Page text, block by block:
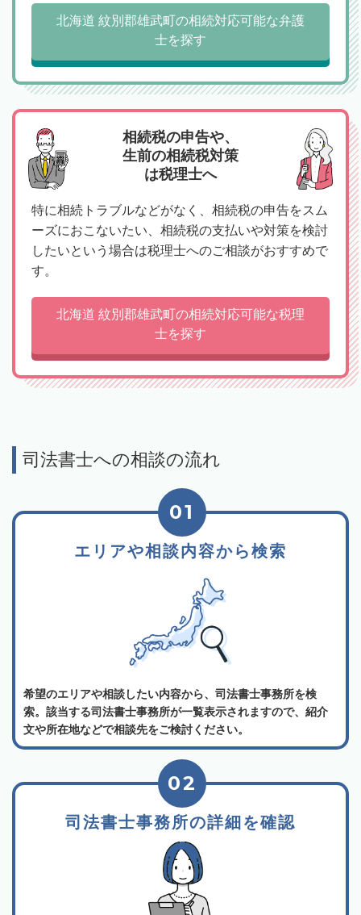
北海道 紋別郡雄武町の相続対応可能な弁護
士を探す
相続税の申告や、
生前の相続税対策
は税理士へ
特に相続トラブルなどがなく、相続税の申告をスム
ーズにおこないたい、相続税の支払いや対策を検討
したいという場合は税理士へのご相談がおすすめで
す。
北海道 紋別郡雄武町の相続対応可能な税理
士を探す
司法書士への相談の流れ
エリアや相談内容から検索
01
希望のエリアや相談したい内容から、司法書士事務所を検
索。該当する司法書士事務所が一覧表示されますので、紹介
文や所在地などで相談先をご検討ください。
司法書士事務所の詳細を確認
02